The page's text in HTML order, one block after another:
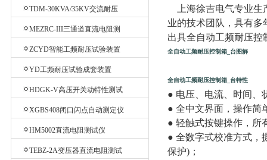
TDM-30KVA/35KV交流耐压
MEZRC-III三通道直流电阻测
ZCYD智能工频耐压试验装置
YD工频耐压试验成套装置
HDGK-V高压开关动特性测试
XGBS408闭口闪点自动测定仪
HM5002直流电阻测试仪
TEBZ-2A变压器直流电阻测试
上海徐吉电气专业生
业的技术团队，具有多
出具全自动工频耐压控
全自动工频耐压控制箱_台图解
全自动工频耐压控制箱_台特性
● 电压、电流、时间、
● 全中文界面，操作简
● 轻触式按键操作，所
● 全数字式校准方式，
保护)；